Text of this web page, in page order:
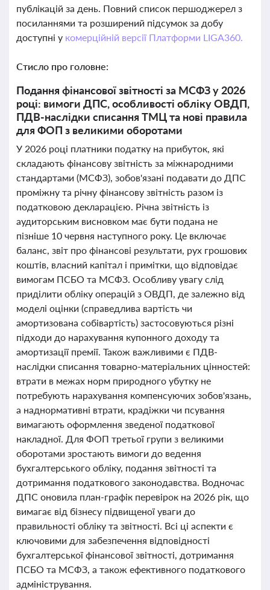
публікацій за день. Повний список першоджерел з
посиланнями та розширений підсумок за добу
доступні у комерційній версії Платформи LIGA360.
Стисло про головне:
Подання фінансової звітності за МСФЗ у 2026
році: вимоги ДПС, особливості обліку ОВДП,
ПДВ-наслідки списання ТМЦ та нові правила
для ФОП з великими оборотами
У 2026 році платники податку на прибуток, які
складають фінансову звітність за міжнародними
стандартами (МСФЗ), зобов'язані подавати до ДПС
проміжну та річну фінансову звітність разом із
податковою декларацією. Річна звітність із
аудиторським висновком має бути подана не
пізніше 10 червня наступного року. Це включає
баланс, звіт про фінансові результати, рух грошових
коштів, власний капітал і примітки, що відповідає
вимогам ПСБО та МСФЗ. Особливу увагу слід
приділити обліку операцій з ОВДП, де залежно від
моделі оцінки (справедлива вартість чи
амортизована собівартість) застосовуються різні
підходи до нарахування купонного доходу та
амортизації премії. Також важливими є ПДВ-
наслідки списання товарно-матеріальних цінностей:
втрати в межах норм природного убутку не
потребують нарахування компенсуючих зобов'язань,
а наднормативні втрати, крадіжки чи псування
вимагають оформлення зведеної податкової
накладної. Для ФОП третьої групи з великими
оборотами зростають вимоги до ведення
бухгалтерського обліку, подання звітності та
дотримання податкового законодавства. Водночас
ДПС оновила план-графік перевірок на 2026 рік, що
вимагає від бізнесу підвищеної уваги до
правильності обліку та звітності. Всі ці аспекти є
ключовими для забезпечення відповідності
бухгалтерської фінансової звітності, дотримання
ПСБО та МСФЗ, а також ефективного податкового
адміністрування.